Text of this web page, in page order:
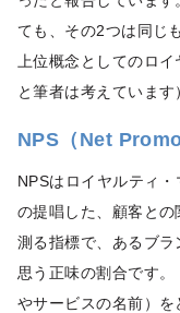
ても、その2つは同じ
上位概念としてのロ
と筆者は考えています
NPS（Net
NPSはロイヤルティ
の提唱した、顧客と
測る指標で、あるブラ
思う正味の割合です
やサービスの名前）